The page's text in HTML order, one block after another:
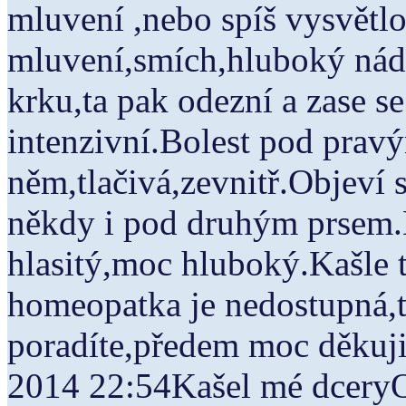
mluvení ,nebo spíš
mluvení,smích,hluboký
krku,ta pak odezní a zase
intenzivní.Bolest pod
něm,tlačivá,zevnitř.Objeví
někdy i pod druhým
hlasitý,moc hluboký.Kašle
homeopatka je
poradíte,předem moc
2014 22:54Kašel mé